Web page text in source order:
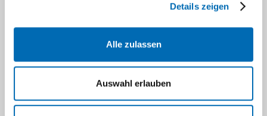
Details zeigen
Alle zulassen
Auswahl erlauben